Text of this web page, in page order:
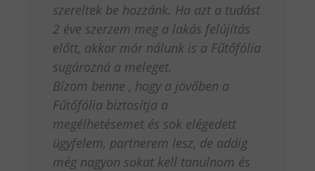
szereltek be hozzánk. Ha azt a tudást
2 éve szerzem meg a lakás felújítás
előtt, akkor már nálunk is a Fűtőfólia
sugározná a meleget.
Bízom benne , hogy a jövőben a
Fűtőfólia biztosítja a
megélhetésemet és sok elégedett
ügyfelem, partnerem lesz, de addig
még nagyon sokat kell tanulnom és